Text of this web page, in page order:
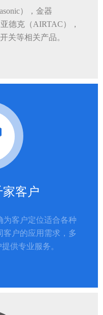
），金器
德克（AIRTAC），
关等相关产品。
客户
为客户定位适合各种
户的应用需求，多
供专业服务。